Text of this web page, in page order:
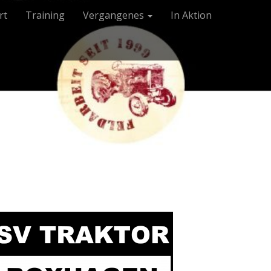
Training Vergangenes In Aktion